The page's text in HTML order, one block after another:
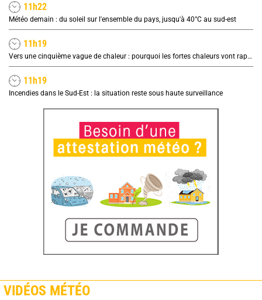
11h22
Météo demain : du soleil sur l'ensemble du pays, jusqu'à 40°C au sud-est
11h19
Vers une cinquième vague de chaleur : pourquoi les fortes chaleurs vont rapidement revenir en France
11h19
Incendies dans le Sud-Est : la situation reste sous haute surveillance
VIDÉOS MÉTÉO